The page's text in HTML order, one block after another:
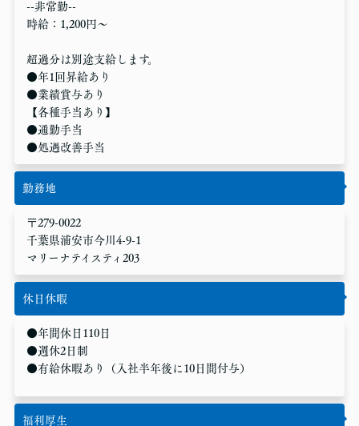
--非常勤--
時給：1,200円〜
超過分は別途支給します。
●年1回昇給あり
●業績賞与あり
【各種手当あり】
●通勤手当
●処遇改善手当
勤務地
〒279-0022
千葉県浦安市今川4-9-1
マリーナテイスティ203
休日休暇
●年間休日110日
●週休2日制
●有給休暇あり（入社半年後に10日間付与）
福利厚生